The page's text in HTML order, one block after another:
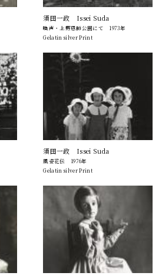
須田一政 Issei Suda
喚声・上野恩師公園にて 1973年
Gelatin silver Print
須田一政 Issei Suda
風姿花伝 1976年
Gelatin silver Print